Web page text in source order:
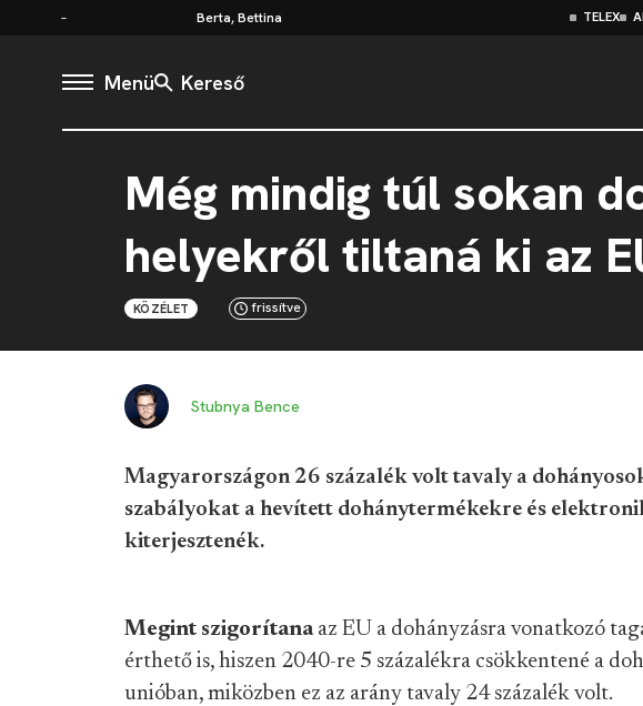
Berta, Bettina TELEX
Menü Kereső
Még mindig túl sokan
helyekről tiltaná ki az
KÖZÉLET frissítve
Stubnya Bence
Magyarországon 26 százalék volt tavaly a
szabályokat a hevített dohánytermékekre és
kiterjesztenék.
Megint szigorítanaaz EU a dohányzásra vonatkozó
érthető is, hiszen 2040-re 5 százalékra csökkentené a
unióban, miközben ez az arány tavaly 24 százalék volt.